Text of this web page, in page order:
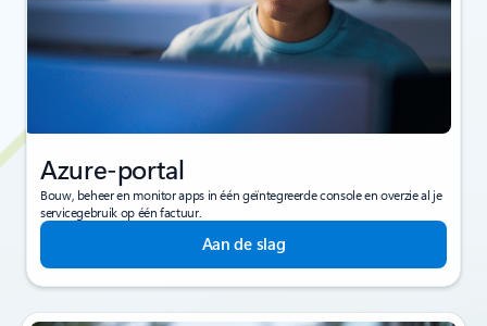
Azure-portal
Bouw, beheer en monitor apps in één geïntegreerde console en overzie al je
servicegebruik op één factuur.
Aan de slag